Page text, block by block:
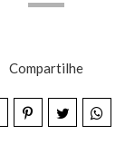
Compartilhe